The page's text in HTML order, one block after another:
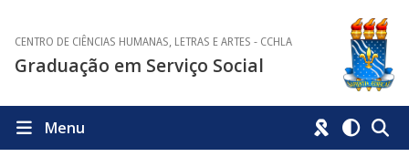
CENTRO DE CIÊNCIAS HUMANAS, LETRAS E ARTES - CCHLA
Graduação em Serviço Social
Menu